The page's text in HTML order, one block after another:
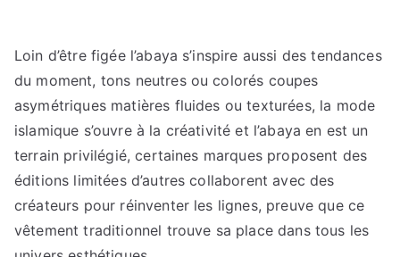
Loin d’être figée l’abaya s’inspire aussi des tendances
du moment, tons neutres ou colorés coupes
asymétriques matières fluides ou texturées, la mode
islamique s’ouvre à la créativité et l’abaya en est un
terrain privilégié, certaines marques proposent des
éditions limitées d’autres collaborent avec des
créateurs pour réinventer les lignes, preuve que ce
vêtement traditionnel trouve sa place dans tous les